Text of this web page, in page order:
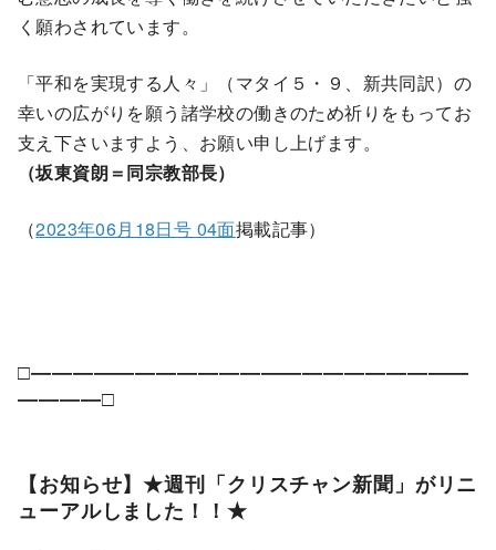
く願わされています。
「平和を実現する人々」（マタイ５・９、新共同訳）の
幸いの広がりを願う諸学校の働きのため祈りをもってお
支え下さいますよう、お願い申し上げます。
（坂東資朗＝同宗教部長）
（2023年06月18日号 04面掲載記事）
□―――――――――――――――――――――
――――□
【お知らせ】★週刊「クリスチャン新聞」がリニ
ューアルしました！！★